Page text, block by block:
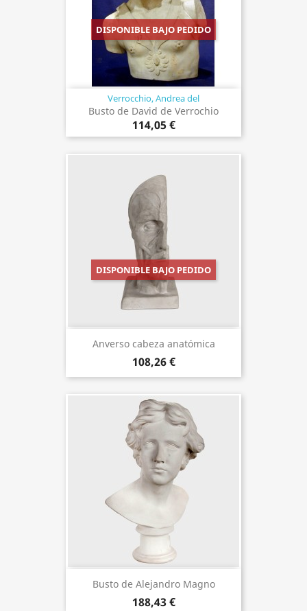
Verrocchio, Andrea del
Busto de David de Verrochio
114,05 €
DISPONIBLE BAJO PEDIDO
Anverso cabeza anatómica
108,26 €
DISPONIBLE BAJO PEDIDO
Busto de Alejandro Magno
188,43 €